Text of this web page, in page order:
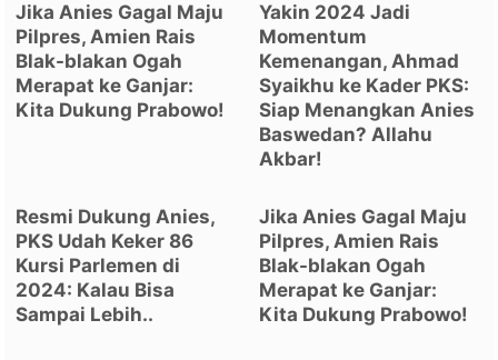
Jika Anies Gagal Maju
Pilpres, Amien Rais
Blak-blakan Ogah
Merapat ke Ganjar:
Kita Dukung Prabowo!
Yakin 2024 Jadi
Momentum
Kemenangan, Ahmad
Syaikhu ke Kader PKS:
Siap Menangkan Anies
Baswedan? Allahu
Akbar!
Resmi Dukung Anies,
PKS Udah Keker 86
Kursi Parlemen di
2024: Kalau Bisa
Sampai Lebih..
Jika Anies Gagal Maju
Pilpres, Amien Rais
Blak-blakan Ogah
Merapat ke Ganjar:
Kita Dukung Prabowo!